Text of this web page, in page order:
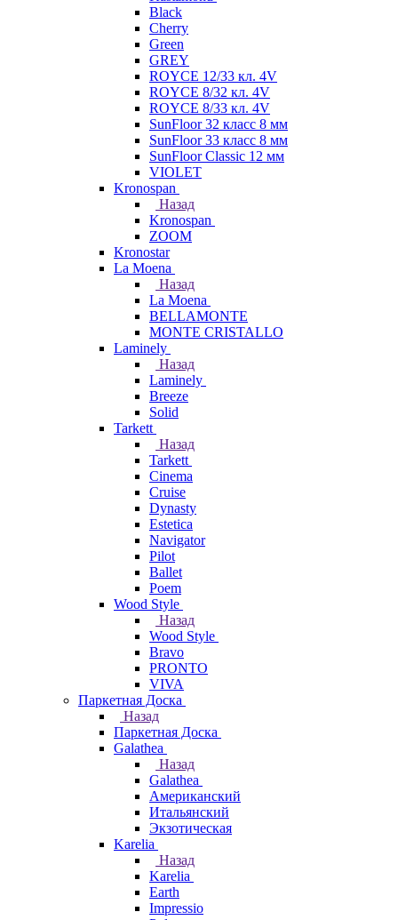
Black
Cherry
Green
GREY
ROYCE 12/33 кл. 4V
ROYCE 8/32 кл. 4V
ROYCE 8/33 кл. 4V
SunFloor 32 класс 8 мм
SunFloor 33 класс 8 мм
SunFloor Classic 12 мм
VIOLET
Kronospan
Назад
Kronospan
ZOOM
Kronostar
La Moena
Назад
La Moena
BELLAMONTE
MONTE CRISTALLO
Laminely
Назад
Laminely
Breeze
Solid
Tarkett
Назад
Tarkett
Cinema
Cruise
Dynasty
Estetica
Navigator
Pilot
Ballet
Poem
Wood Style
Назад
Wood Style
Bravo
PRONTO
VIVA
Паркетная Доска
Назад
Паркетная Доска
Galathea
Назад
Galathea
Американский
Итальянский
Экзотическая
Karelia
Назад
Karelia
Earth
Impressio